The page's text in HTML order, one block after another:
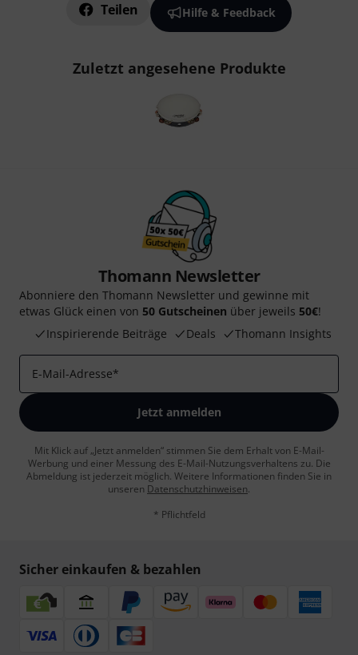
Teilen Hilfe & Feedback
Zuletzt angesehene Produkte
Thomann Newsletter
Abonniere den Thomann Newsletter und gewinne mit
etwas Glück einen von 50 Gutscheinen über jeweils 50€!
Inspirierende Beiträge
Deals Thomann Insights
E-Mail-Adresse*
Jetzt anmelden
Mit Klick auf „Jetzt anmelden“ stimmen Sie dem Erhalt von E-Mail-
Werbung und einer Messung des E-Mail-Nutzungsverhaltens zu. Die
Abmeldung ist jederzeit möglich. Weitere Informationen finden Sie in
unseren Datenschutzhinweisen.
* Pflichtfeld
Sicher einkaufen & bezahlen